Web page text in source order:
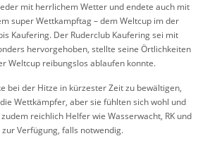
mit herrlichem Wetter und endete auch mit
super Wettkampftag – dem Weltcup im der
Kaufering. Der Ruderclub Kaufering sei mit
hervorgehoben, stellte seine Örtlichkeiten
Weltcup reibungslos ablaufen konnte.
bei der Hitze in kürzester Zeit zu bewältigen,
Wettkämpfer, aber sie fühlten sich wohl und
reichlich Helfer wie Wasserwacht, RK und
Verfügung, falls notwendig.